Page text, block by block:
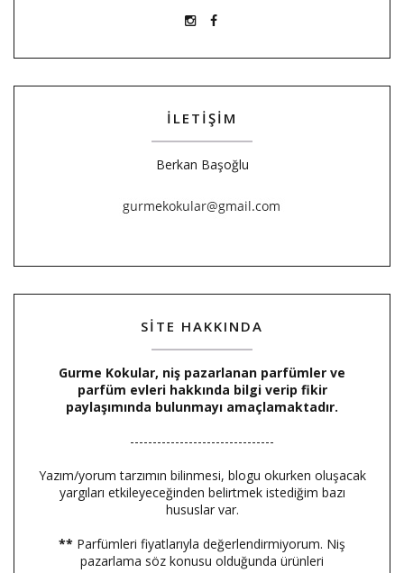
İLETİŞİM
Berkan Başoğlu
SİTE HAKKINDA
Gurme Kokular, niş pazarlanan parfümler ve
parfüm evleri hakkında bilgi verip fikir
paylaşımında bulunmayı amaçlamaktadır.
--------------------------------
Yazım/yorum tarzımın bilinmesi, blogu okurken oluşacak
yargıları etkileyeceğinden belirtmek istediğim bazı
hususlar var.
** Parfümleri fiyatlarıyla değerlendirmiyorum. Niş
pazarlama söz konusu olduğunda ürünleri